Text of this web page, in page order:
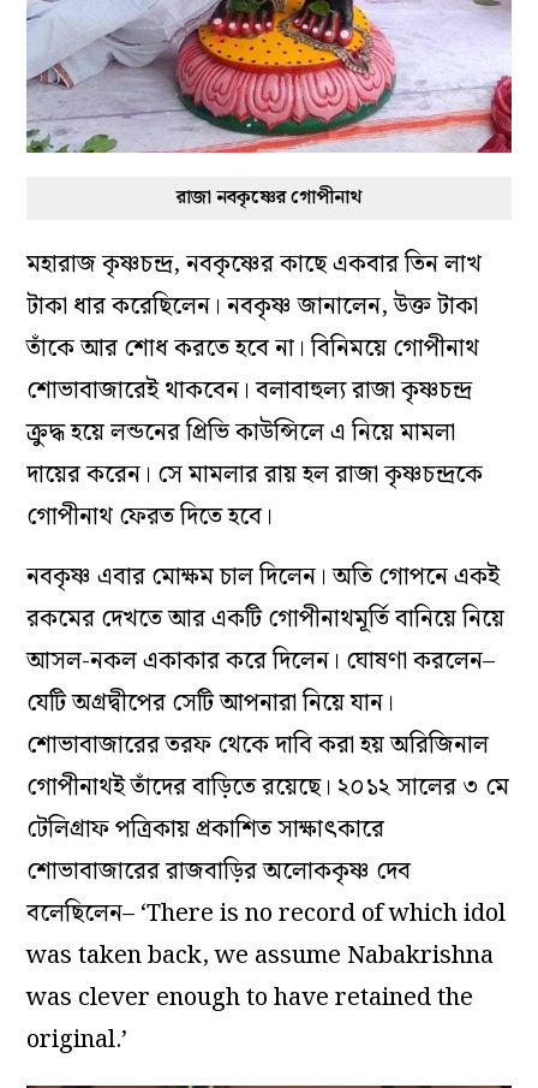
রাজা নবকৃষ্ণের গোপীনাথ
মহারাজ কৃষ্ণচন্দ্র, নবকৃষ্ণের কাছে একবার তিন লাখ
টাকা ধার করেছিলেন। নবকৃষ্ণ জানালেন, উক্ত টাকা
তাঁকে আর শোধ করতে হবে না। বিনিময়ে গোপীনাথ
শোভাবাজারেই থাকবেন। বলাবাহুল্য রাজা কৃষ্ণচন্দ্র
ক্রুদ্ধ হয়ে লন্ডনের প্রিভি কাউন্সিলে এ নিয়ে মামলা
দায়ের করেন। সে মামলার রায় হল রাজা কৃষ্ণচন্দ্রকে
গোপীনাথ ফেরত দিতে হবে।
নবকৃষ্ণ এবার মোক্ষম চাল দিলেন। অতি গোপনে একই
রকমের দেখতে আর একটি গোপীনাথমূর্তি বানিয়ে নিয়ে
আসল-নকল একাকার করে দিলেন। ঘোষণা করলেন–
যেটি অগ্রদ্বীপের সেটি আপনারা নিয়ে যান।
শোভাবাজারের তরফ থেকে দাবি করা হয় অরিজিনাল
গোপীনাথই তাঁদের বাড়িতে রয়েছে। ২০১২ সালের ৩ মে
টেলিগ্রাফ পত্রিকায় প্রকাশিত সাক্ষাৎকারে
শোভাবাজারের রাজবাড়ির অলোককৃষ্ণ দেব
বলেছিলেন– ‘There is no record of which idol
was taken back, we assume Nabakrishna
was clever enough to have retained the
original.’